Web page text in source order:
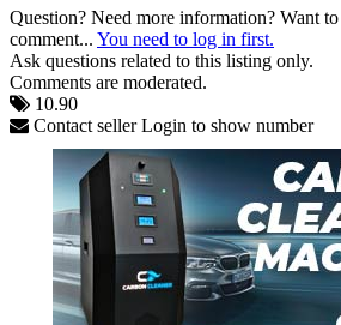
Question? Need more information? Want
comment... You need to log in first.
Ask questions related to this listing only.
Comments are moderated.
10.90
Contact seller Login to show number